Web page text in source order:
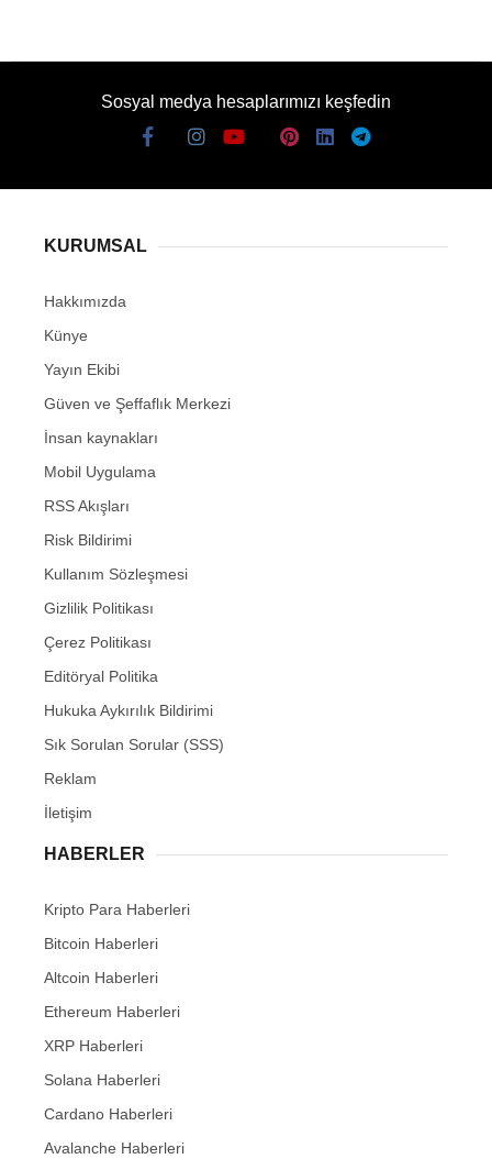
Sosyal medya hesaplarımızı keşfedin
KURUMSAL
Hakkımızda
Künye
Yayın Ekibi
Güven ve Şeffaflık Merkezi
İnsan kaynakları
Mobil Uygulama
RSS Akışları
Risk Bildirimi
Kullanım Sözleşmesi
Gizlilik Politikası
Çerez Politikası
Editöryal Politika
Hukuka Aykırılık Bildirimi
Sık Sorulan Sorular (SSS)
Reklam
İletişim
HABERLER
Kripto Para Haberleri
Bitcoin Haberleri
Altcoin Haberleri
Ethereum Haberleri
XRP Haberleri
Solana Haberleri
Cardano Haberleri
Avalanche Haberleri